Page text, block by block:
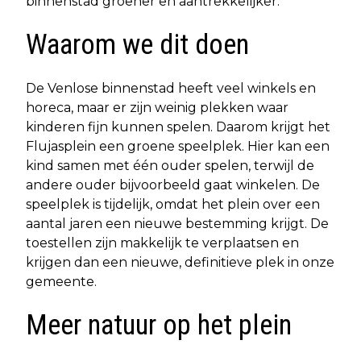
Waarom we dit doen
De Venlose binnenstad heeft veel winkels en
horeca, maar er zijn weinig plekken waar
kinderen fijn kunnen spelen. Daarom krijgt het
Flujasplein een groene speelplek. Hier kan een
kind samen met één ouder spelen, terwijl de
andere ouder bijvoorbeeld gaat winkelen. De
speelplek is tijdelijk, omdat het plein over een
aantal jaren een nieuwe bestemming krijgt. De
toestellen zijn makkelijk te verplaatsen en
krijgen dan een nieuwe, definitieve plek in onze
gemeente.
Meer natuur op het plein